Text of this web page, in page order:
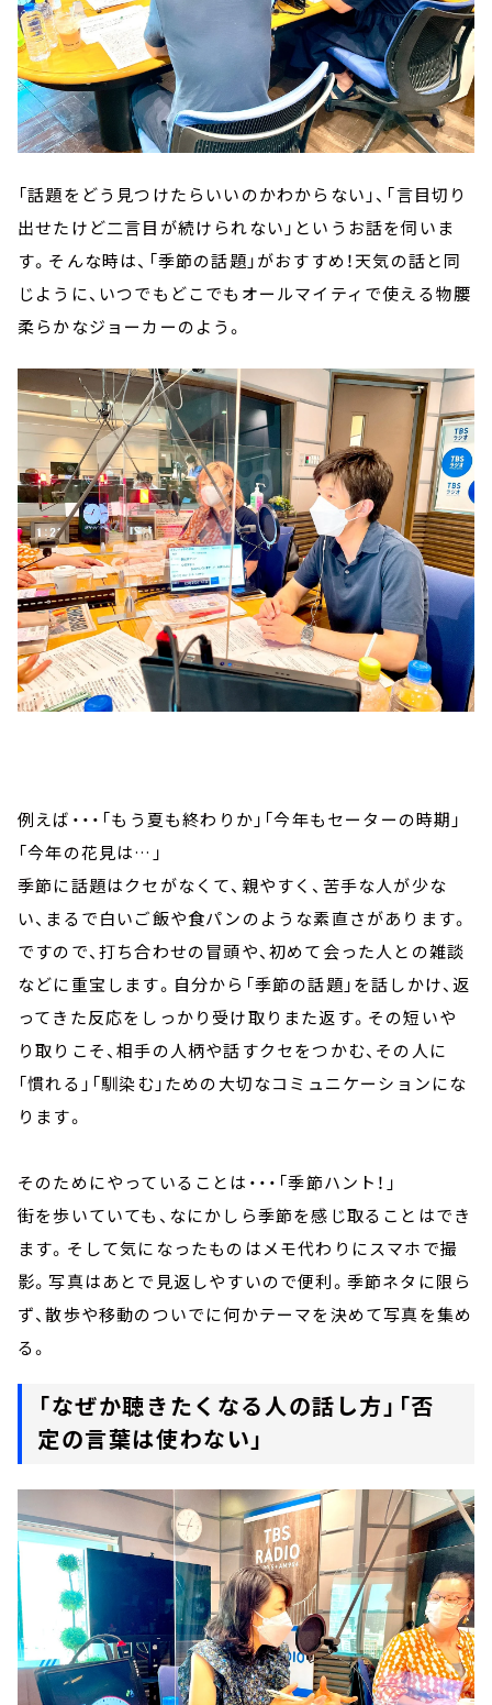
「話題をどう見つけたらいいのかわからない」、「言目切り
出せたけど二言目が続けられない」というお話を伺いま
す。そんな時は、「季節の話題」がおすすめ！天気の話と同
じように、いつでもどこでもオールマイティで使える物腰
柔らかなジョーカーのよう。
例えば・・・「もう夏も終わりか」「今年もセーターの時期」
「今年の花見は…」
季節に話題はクセがなくて、親やすく、苦手な人が少な
い、まるで白いご飯や食パンのような素直さがあります。
ですので、打ち合わせの冒頭や、初めて会った人との雑談
などに重宝します。自分から「季節の話題」を話しかけ、返
ってきた反応をしっかり受け取りまた返す。その短いや
り取りこそ、相手の人柄や話すクセをつかむ、その人に
「慣れる」「馴染む」ための大切なコミュニケーションにな
ります。
そのためにやっていることは・・・「季節ハント！」
街を歩いていても、なにかしら季節を感じ取ることはでき
ます。そして気になったものはメモ代わりにスマホで撮
影。写真はあとで見返しやすいので便利。季節ネタに限ら
ず、散歩や移動のついでに何かテーマを決めて写真を集め
る。
「なぜか聴きたくなる人の話し方」「否
定の言葉は使わない」